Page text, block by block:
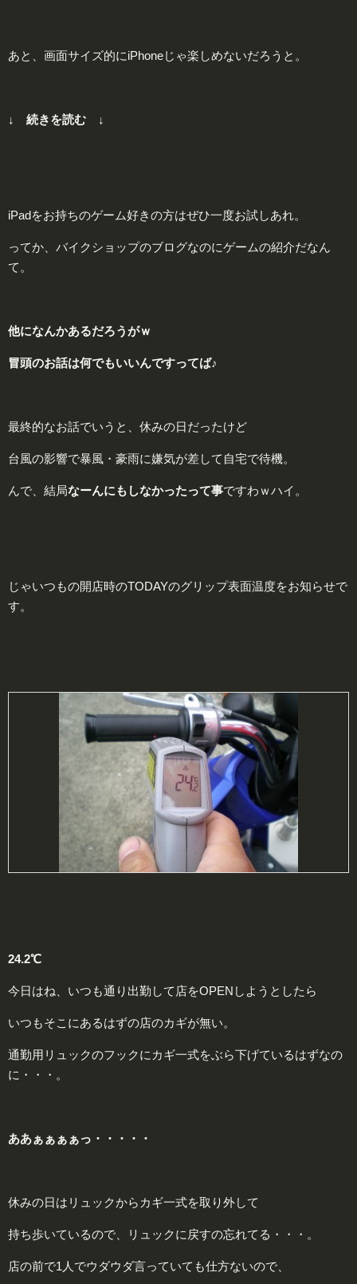
あと、画面サイズ的にiPhoneじゃ楽しめないだろうと。
↓ 続きを読む ↓
iPadをお持ちのゲーム好きの方はぜひ一度お試しあれ。
ってか、バイクショップのブログなのにゲームの紹介だなん
て。
他になんかあるだろうがｗ
冒頭のお話は何でもいいんですってば♪
最終的なお話でいうと、休みの日だったけど
台風の影響で暴風・豪雨に嫌気が差して自宅で待機。
んで、結局なーんにもしなかったって事ですわｗハイ。
じゃいつもの開店時のTODAYのグリップ表面温度をお知らせで
す。
24.2℃
今日はね、いつも通り出勤して店をOPENしようとしたら
いつもそこにあるはずの店のカギが無い。
通勤用リュックのフックにカギ一式をぶら下げているはずなの
に・・・。
ああぁぁぁぁっ・・・・・
休みの日はリュックからカギ一式を取り外して
持ち歩いているので、リュックに戻すの忘れてる・・・。
店の前で1人でウダウダ言っていても仕方ないので、